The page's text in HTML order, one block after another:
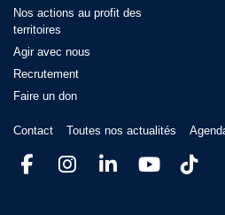
Nos actions au profit des
territoires
Agir avec nous
Recrutement
Faire un don
Contact Toutes nos actualités